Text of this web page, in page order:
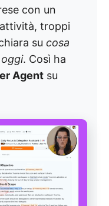
con un
troppi
su cosa
. Così ha
Agent su